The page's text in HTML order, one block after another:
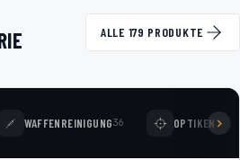
ALLE 179 PRODUKTE
WAFFENREINIGUNG36 OPTIKEN 78